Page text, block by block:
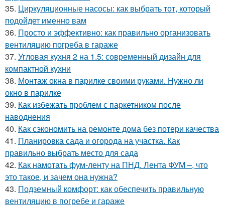
35. Циркуляционные насосы: как выбрать тот, который
подойдет именно вам
36. Просто и эффективно: как правильно организовать
вентиляцию погреба в гараже
37. Угловая кухня 2 на 1.5: современный дизайн для
компактной кухни
38. Монтаж окна в парилке своими руками. Нужно ли
окно в парилке
39. Как избежать проблем с паркетником после
наводнения
40. Как сэкономить на ремонте дома без потери качества
41. Планировка сада и огорода на участка. Как
правильно выбрать место для сада
42. Как намотать фум-ленту на ПНД. Лента ФУМ –, что
это такое, и зачем она нужна?
43. Подземный комфорт: как обеспечить правильную
вентиляцию в погребе и гараже